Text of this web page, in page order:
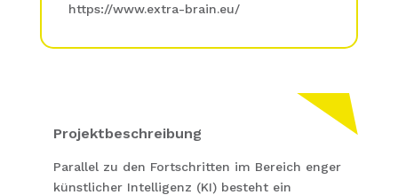
https://www.extra-brain.eu/
Projektbeschreibung
Parallel zu den Fortschritten im Bereich enger
künstlicher Intelligenz (KI) besteht ein